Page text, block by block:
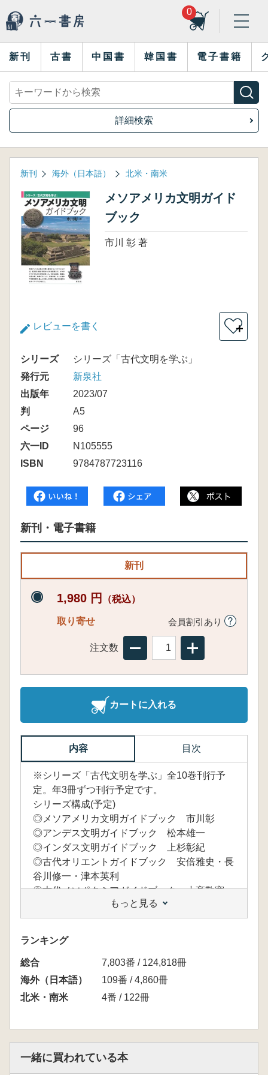
0
新刊 古書 中国書 韓国書 電子書籍
詳細検索
新刊 海外（日本語） 北米・南米
メソアメリカ文明ガイド
ブック
市川 彰 著
レビューを書く ＋
シリーズ
シリーズ「古代文明を学ぶ」
発行元
新泉社
出版年
2023/07
判
A5
ページ
96
六一ID
N105555
ISBN
9784787723116
新刊・電子書籍
新刊
1,980 円 （税込）
取り寄せ 会員割引あり
注文数
カートに入れる
内容 目次
※シリーズ「古代文明を学ぶ」全10巻刊行予
定。年3冊ずつ刊行予定です。
シリーズ構成(予定)
◎メソアメリカ文明ガイドブック 市川彰
◎アンデス文明ガイドブック 松本雄一
◎インダス文明ガイドブック 上杉彰紀
◎古代オリエントガイドブック 安倍雅史・長
谷川修一・津本英利
◎古代メソポタミアガイドブック 小髙敬寛・
◎古代エジプトガイドブック 馬場匡浩
◎古代中国ガイドブック1 久保田慎二
◎古代中国ガイドブック2 藤井康隆・市元塁
◎古代朝鮮半島ガイドブック 庄田慎矢
◎古代東南アジアガイドブック 山形眞理子・
丸井雅子・深山絵実梨
もっと見る
ランキング
総合
7,803番 / 124,818冊
海外（日本語）
109番 / 4,860冊
北米・南米
4番 / 122冊
一緒に買われている本